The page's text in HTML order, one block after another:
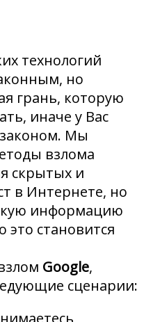
технологий
но
грань, которую
иначе у Вас
Мы
взлома
скрытых и
в Интернете, но
информацию
это становится
Google,
сценарии: